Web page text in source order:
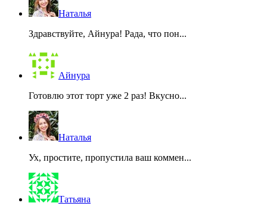
Наталья
Здравствуйте, Айнура! Рада, что пон...
Айнура
Готовлю этот торт уже 2 раз! Вкусно...
Наталья
Ух, простите, пропустила ваш коммен...
Татьяна